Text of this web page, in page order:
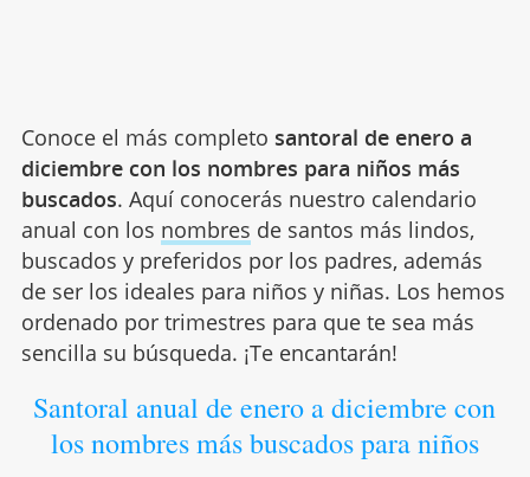
Conoce el más completo santoral de enero a
diciembre con los nombres para niños más
buscados. Aquí conocerás nuestro calendario
anual con los nombres de santos más lindos,
buscados y preferidos por los padres, además
de ser los ideales para niños y niñas. Los hemos
ordenado por trimestres para que te sea más
sencilla su búsqueda. ¡Te encantarán!
Santoral anual de enero a diciembre con
los nombres más buscados para niños